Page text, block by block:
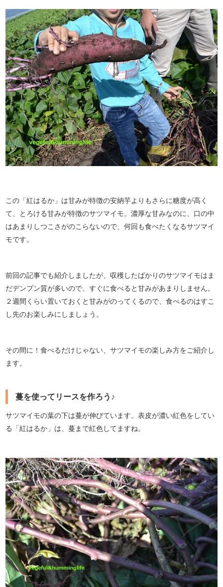
この「紅はるか」は甘みが特徴の安納芋よりもさらに糖度が高く
て、とろける甘みが特徴のサツマイモ。濃厚な甘みなのに、口の中
はあまりしつこさがのこらないので、何回も食べたくなるサツマイ
モです。
前回の記事でも紹介しましたが、収穫したばかりのサツマイモはま
だデンプン質が多いので、すぐに食べると甘みがあまりしません。
２週間くらい置いておくと甘みがのってくるので、食べるのはすこ
し先のお楽しみにしましょう。
その間に！食べるだけじゃない、サツマイモの楽しみ方をご紹介し
ます。
蔓を使ってリースを作ろう♪
サツマイモの葉の下は蔓が伸びています。表皮が濃い紅色をしてい
る「紅はるか」は、蔓まで紅色してますね。